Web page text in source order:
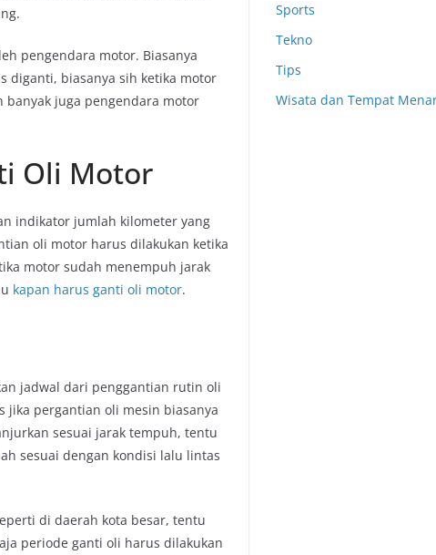
pengendara motor. Biasanya
diganti, biasanya sih ketika motor
banyak juga pengendara motor
Oli Motor
indikator jumlah kilometer yang
oli motor harus dilakukan ketika
motor sudah menempuh jarak
kapan harus ganti oli motor.
jadwal dari penggantian rutin oli
jika pergantian oli mesin biasanya
sesuai jarak tempuh, tentu
sesuai dengan kondisi lalu lintas
di daerah kota besar, tentu
periode ganti oli harus dilakukan
Sports
Tekno
Tips
Wisata dan Tempat